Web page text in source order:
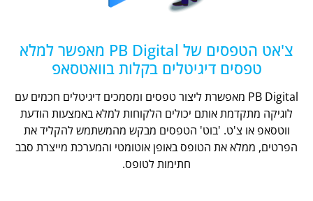
צ'אט הטפסים של PB Digital מאפשר למלא
טפסים דיגיטלים בקלות בוואטסאפ
PB Digital מאפשרת ליצור טפסים ומסמכים דיגיטלים חכמים עם
לוגיקה מתקדמת אותם יכולים הלקוחות למלא באמצעות הודעת
ווטסאפ או צ'ט. 'בוט' הטפסים מבקש מהמשתמש להקליד את
הפרטים, ממלא את הטופס באופן אוטומטי והמערכת מייצרת סבב
חתימות לטופס.